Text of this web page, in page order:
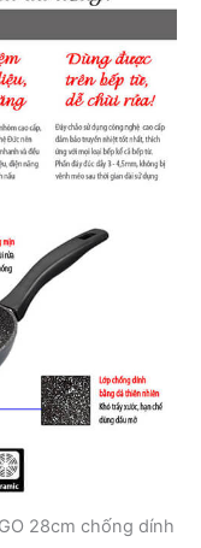
28cm chống dính